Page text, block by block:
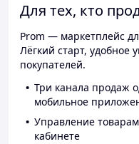
Для тех, кто
Prom — маркетплейс
Лёгкий старт, удобное
покупателей.
Три канала продаж
мобильное
Управление
кабинете